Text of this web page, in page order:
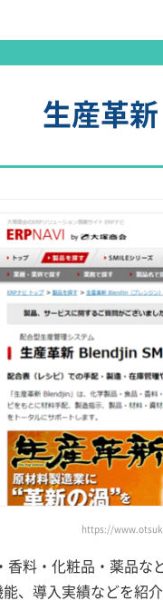
生産革
https://
香料・化粧品・薬品
、導入実績などを紹介